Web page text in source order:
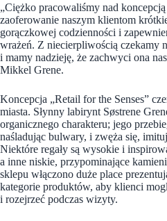
„Ciężko pracowaliśmy nad
zaoferowanie naszym klientom
gorączkowej codzienności i
wrażeń. Z niecierpliwością czekamy
i mamy nadzieję, że zachwyci ona
Mikkel Grene.
Koncepcja „Retail for the Senses”
miasta. Słynny labirynt Søstrene
organicznego charakteru; jego
naśladując bulwary, i zwęża się,
Niektóre regały są wysokie i
a inne niskie, przypominające
sklepu włączono duże place
kategorie produktów, aby klienci
i rozejrzeć podczas wizyty.